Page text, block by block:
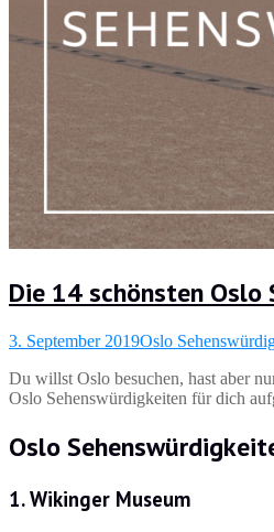
Die 14 schönsten
3. September 2019Oslo
Du willst Oslo besuchen, hast aber
Oslo Sehenswürdigkeiten für dich
Oslo
1. Wikinger Museum